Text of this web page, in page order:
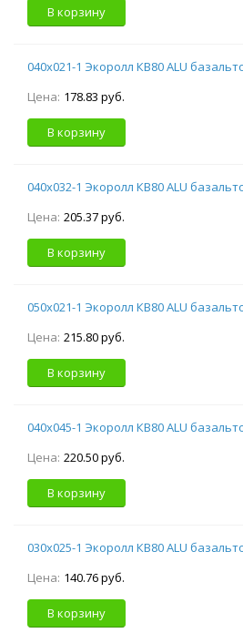
В корзину
040х021-1 Экоролл КВ80 ALU
Цена: 178.83 руб.
В корзину
040х032-1 Экоролл КВ80 ALU
Цена: 205.37 руб.
В корзину
050х021-1 Экоролл КВ80 ALU
Цена: 215.80 руб.
В корзину
040х045-1 Экоролл КВ80 ALU
Цена: 220.50 руб.
В корзину
030х025-1 Экоролл КВ80 ALU
Цена: 140.76 руб.
В корзину